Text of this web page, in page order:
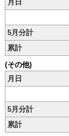
5月分計
累計
(その他)
月日
5月分計
累計